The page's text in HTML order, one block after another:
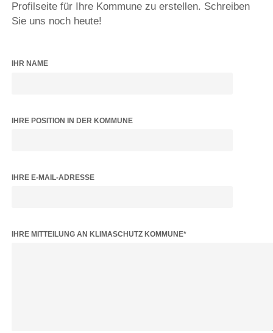
Profilseite für Ihre Kommune zu erstellen. Schreiben
Sie uns noch heute!
IHR NAME
IHRE POSITION IN DER KOMMUNE
IHRE E-MAIL-ADRESSE
BITTE LASSE DIESES FELD LEER.
IHRE MITTEILUNG AN KLIMASCHUTZ KOMMUNE*